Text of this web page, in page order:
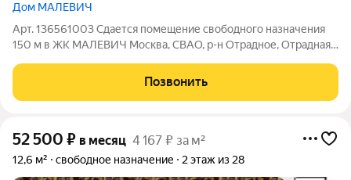
Дом МАЛЕВИЧ
Арт. 136561003 Сдается помещение свободного назначения
150 м в ЖК МАЛЕВИЧ Москва, СВАО, р-н Отрадное, Отрадная
Метро: Отрадное (10 мин.), Владыкино (23 мин.), Ботанический
сад (5 мин.) Аренда
Позвонить
52 500 ₽ в месяц 4 167 ₽ за м²
12,6 м² свободное назначение 2 этаж из 28